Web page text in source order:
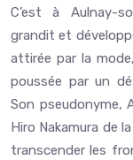
C’est à Aulnay-
grandit et
attirée par la
poussée par un
Son pseudonyme,
Hiro Nakamura de
transcender les